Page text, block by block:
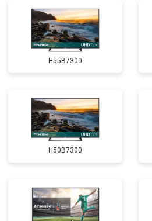
H55B7300
H50B7300